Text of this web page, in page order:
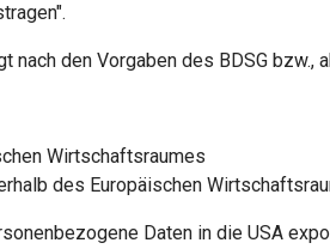
den Vorgaben des BDSG bzw.,
Wirtschaftsraumes
des Europäischen
Daten in die USA